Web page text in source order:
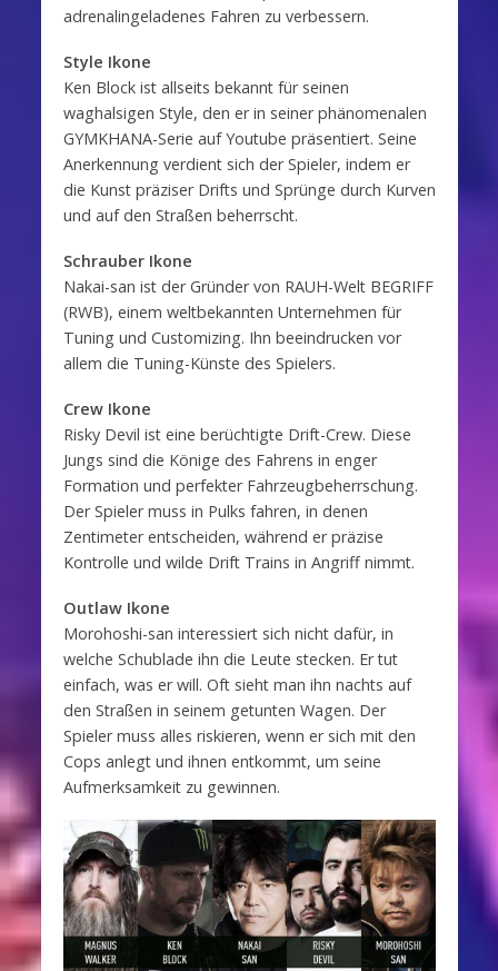
adrenalingeladenes Fahren zu verbessern.
Style Ikone
Ken Block ist allseits bekannt für seinen
waghalsigen Style, den er in seiner phänomenalen
GYMKHANA-Serie auf Youtube präsentiert. Seine
Anerkennung verdient sich der Spieler, indem er
die Kunst präziser Drifts und Sprünge durch Kurven
und auf den Straßen beherrscht.
Schrauber Ikone
Nakai-san ist der Gründer von RAUH-Welt BEGRIFF
(RWB), einem weltbekannten Unternehmen für
Tuning und Customizing. Ihn beeindrucken vor
allem die Tuning-Künste des Spielers.
Crew Ikone
Risky Devil ist eine berüchtigte Drift-Crew. Diese
Jungs sind die Könige des Fahrens in enger
Formation und perfekter Fahrzeugbeherrschung.
Der Spieler muss in Pulks fahren, in denen
Zentimeter entscheiden, während er präzise
Kontrolle und wilde Drift Trains in Angriff nimmt.
Outlaw Ikone
Morohoshi-san interessiert sich nicht dafür, in
welche Schublade ihn die Leute stecken. Er tut
einfach, was er will. Oft sieht man ihn nachts auf
den Straßen in seinem getunten Wagen. Der
Spieler muss alles riskieren, wenn er sich mit den
Cops anlegt und ihnen entkommt, um seine
Aufmerksamkeit zu gewinnen.